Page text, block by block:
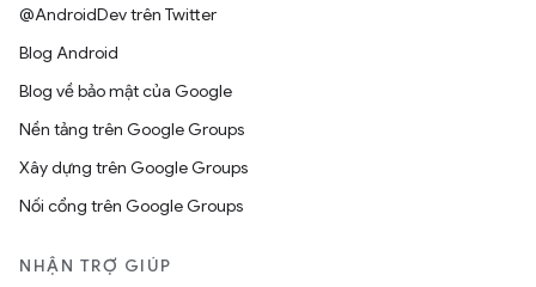
@AndroidDev trên Twitter
Blog Android
Blog về bảo mật của Google
Nền tảng trên Google Groups
Xây dựng trên Google Groups
Nối cổng trên Google Groups
NHẬN TRỢ GIÚP